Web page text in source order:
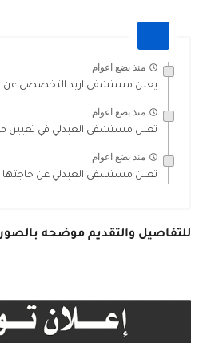
منذ بضع اعوام
يعلن مستشفى اربد التخصصي عن
منذ بضع اعوام
تعلن مستشفى العبدلي في تعيين
منذ بضع اعوام
تعلن مستشفى العبدلي عن
للتفاصيل والتقديم موضحه